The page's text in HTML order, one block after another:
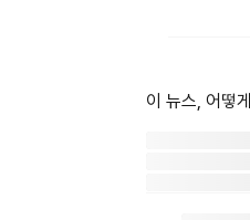
이 뉴스, 어떻